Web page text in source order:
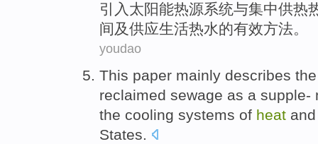
引入 太阳能热源系统与集中供热
间及供应生活热水的有效方法。
youdao
This paper mainly describes
reclaimed sewage as a supple-
the cooling systems of heat
States.